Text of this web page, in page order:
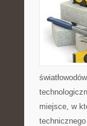
miejsce, w